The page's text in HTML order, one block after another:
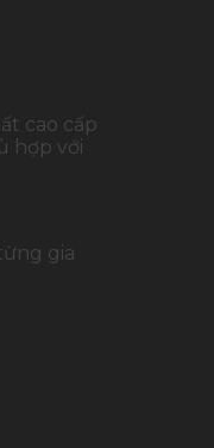
cao cấp
hợp với
gia